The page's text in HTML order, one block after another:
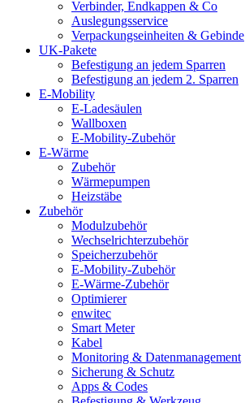
Verbinder, Endkappen & Co
Auslegungsservice
Verpackungseinheiten & Gebinde
UK-Pakete
Befestigung an jedem Sparren
Befestigung an jedem 2. Sparren
E-Mobility
E-Ladesäulen
Wallboxen
E-Mobility-Zubehör
E-Wärme
Zubehör
Wärmepumpen
Heizstäbe
Zubehör
Modulzubehör
Wechselrichterzubehör
Speicherzubehör
E-Mobility-Zubehör
E-Wärme-Zubehör
Optimierer
enwitec
Smart Meter
Kabel
Monitoring & Datenmanagement
Sicherung & Schutz
Apps & Codes